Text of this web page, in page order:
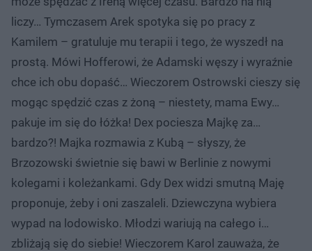
liczy… Tymczasem Arek spotyka się po pracy z
Kamilem – gratuluje mu terapii i tego, że wyszedł na
prostą. Mówi Hofferowi, że Adamski węszy i wyraźnie
chce ich obu dopaść… Wieczorem Ostrowski cieszy się
mogąc spędzić czas z żoną – niestety, mama Ewy…
pakuje im się do łóżka! Dex pociesza Majkę za…
bardzo?! Majka rozmawia z Kubą – słyszy, że
Brzozowski świetnie się bawi w Berlinie z nowymi
kolegami i koleżankami. Gdy Dex widzi smutną Maję
proponuje, żeby i oni zaszaleli. Dziewczyna wybiera
wypad na lodowisko. Młodzi wariują na całego i…
zbliżają się do siebie! Wieczorem Karol zauważa, że